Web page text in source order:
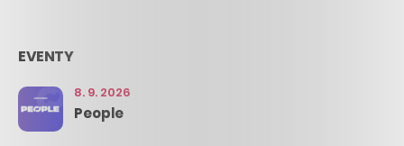
EVENTY
8. 9. 2026
People